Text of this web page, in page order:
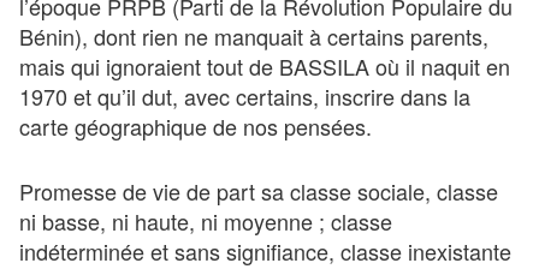
l’époque PRPB (Parti de la Révolution Populaire du
Bénin), dont rien ne manquait à certains parents,
mais qui ignoraient tout de BASSILA où il naquit en
1970 et qu’il dut, avec certains, inscrire dans la
carte géographique de nos pensées.
Promesse de vie de part sa classe sociale, classe
ni basse, ni haute, ni moyenne ; classe
indéterminée et sans signifiance, classe inexistante